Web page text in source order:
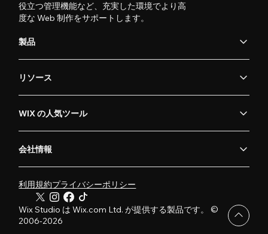
役立つ管理機能など、充実した環境でより高
度な Web 制作をサポートします。
製品
リソース
WIX の人気ツール
会社情報
利用規約プライバシーポリシー
Wix Studio は Wix.com Ltd. が提供する製品です。 ©
2006-2026